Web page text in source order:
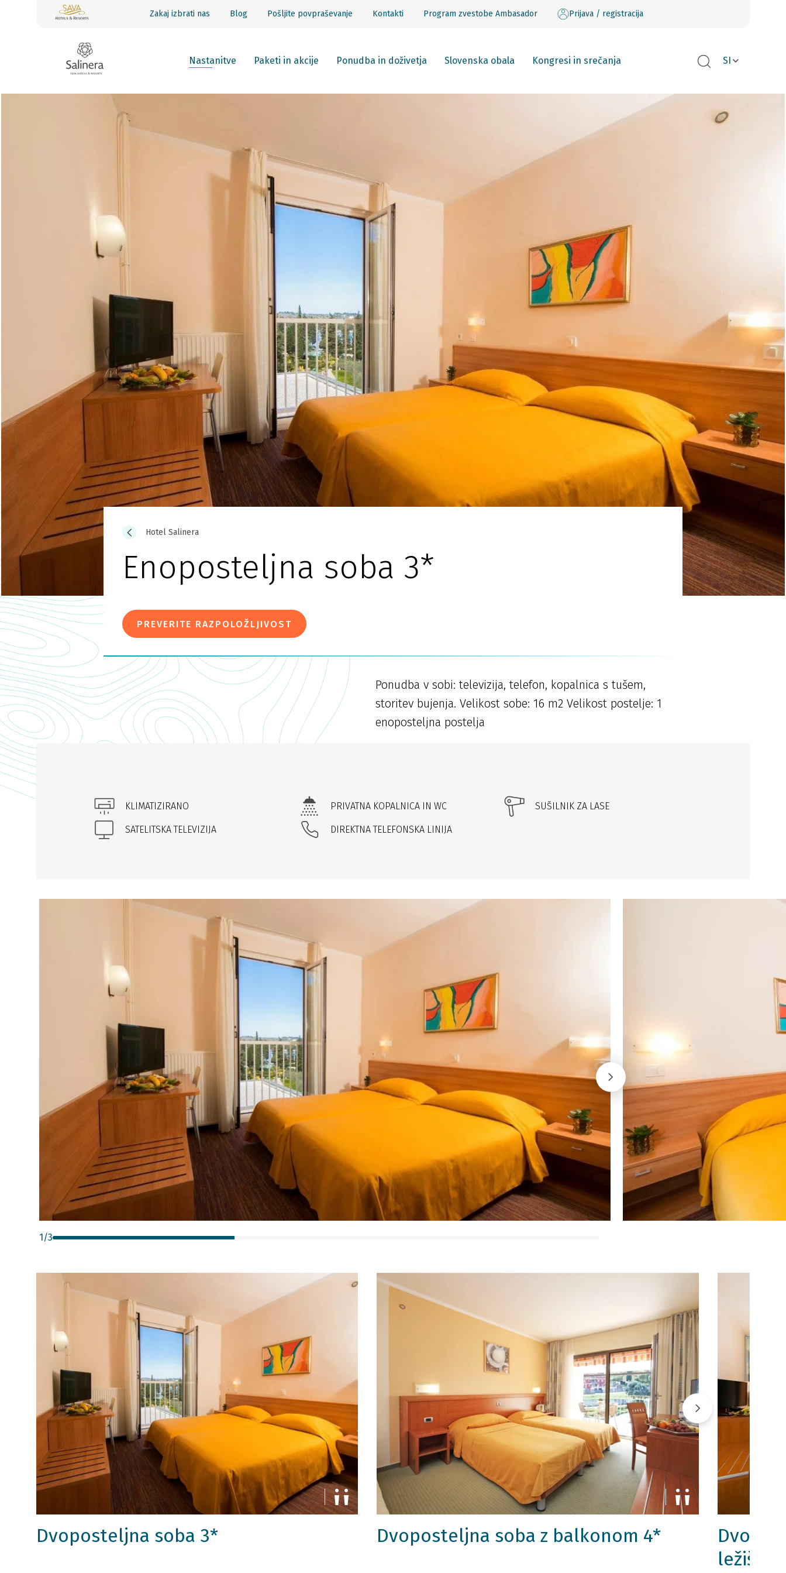
Zakaj izbrati nas Blog Pošljite povpraševanje Kontakti Program zvestobe Ambasador Prijava / registracija
Nastanitve Paketi in akcije Ponudba in doživetja Slovenska obala Kongresi in srečanja SI
Hotel Salinera
Enoposteljna soba 3*
PREVERITE RAZPOLOŽLJIVOST
Ponudba v sobi: televizija, telefon, kopalnica s tušem,
storitev bujenja. Velikost sobe: 16 m2 Velikost postelje: 1
enoposteljna postelja
KLIMATIZIRANO PRIVATNA KOPALNICA IN WC SUŠILNIK ZA LASE
SATELITSKA TELEVIZIJA DIREKTNA TELEFONSKA LINIJA
1/3
Dvoposteljna soba 3* Dvoposteljna soba z balkonom 4*